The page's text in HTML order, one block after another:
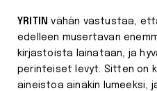
YRITIN vähän vastustaa,
edelleen musertavan
kirjastoista lainataan, ja
perinteiset levyt. Sitten on
aineistoa ainakin lumeeksi,